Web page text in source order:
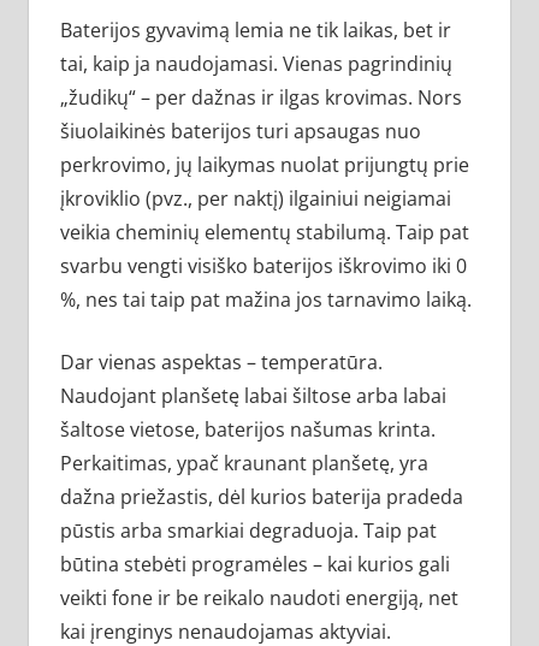
Baterijos gyvavimą lemia ne tik laikas, bet ir
tai, kaip ja naudojamasi. Vienas pagrindinių
„žudikų“ – per dažnas ir ilgas krovimas. Nors
šiuolaikinės baterijos turi apsaugas nuo
perkrovimo, jų laikymas nuolat prijungtų prie
įkroviklio (pvz., per naktį) ilgainiui neigiamai
veikia cheminių elementų stabilumą. Taip pat
svarbu vengti visiško baterijos iškrovimo iki 0
%, nes tai taip pat mažina jos tarnavimo laiką.
Dar vienas aspektas – temperatūra.
Naudojant planšetę labai šiltose arba labai
šaltose vietose, baterijos našumas krinta.
Perkaitimas, ypač kraunant planšetę, yra
dažna priežastis, dėl kurios baterija pradeda
pūstis arba smarkiai degraduoja. Taip pat
būtina stebėti programėles – kai kurios gali
veikti fone ir be reikalo naudoti energiją, net
kai įrenginys nenaudojamas aktyviai.